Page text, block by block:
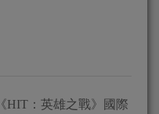
HIT：英雄之戰》國際